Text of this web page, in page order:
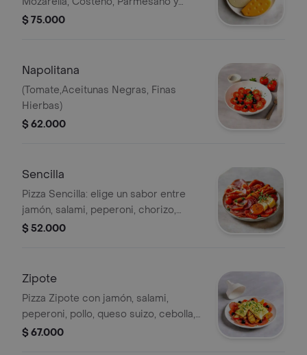
Cheddar.
$ 75.000
Napolitana
(Tomate,Aceitunas Negras, Finas
Hierbas)
$ 62.000
Sencilla
Pizza Sencilla: elige un sabor entre
jamón, salami, peperoni, chorizo,
butifarra, bocadillo o ajo.
$ 52.000
Zipote
Pizza Zipote con jamón, salami,
peperoni, pollo, queso suizo, cebolla,
pimentón y aceitunas negras.
$ 67.000